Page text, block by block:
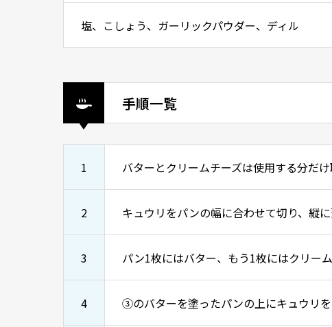
塩、こしょう、ガーリックパウダー、ディル
手順一覧
1 バターとクリームチーズは使用する分だけ
2 キュウリをパンの幅に合わせて切り、縦に
3 パン1枚にはバター、もう1枚にはクリーム
4 ③のバターを塗ったパンの上にキュウリを